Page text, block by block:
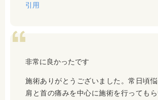
引用
非常に良かったです
施術ありがとうございました。常日頃
肩と首の痛みを中心に施術を行っても